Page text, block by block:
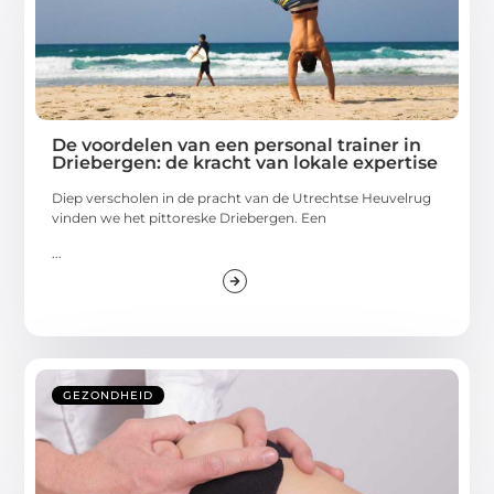
De voordelen van een personal trainer in
Driebergen: de kracht van lokale expertise
Diep verscholen in de pracht van de Utrechtse Heuvelrug
vinden we het pittoreske Driebergen. Een
...
GEZONDHEID